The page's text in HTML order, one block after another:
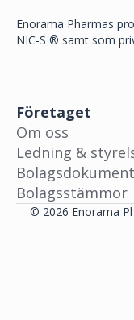
Enorama Pharmas
NIC-S ® samt som
Företaget
Om oss
Ledning &
Bolagsdokument
Bolagsstämmor
© 2026 Enorama